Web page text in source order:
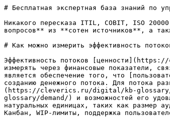
# Бесплатная экспертная база знаний по
Никакого пересказа ITIL, COBIT, ISO
вопросов** из **сотен источников**, а
# Как можно измерить эффективность
Эффективность потоков
измерять через финансовые показатели,
является обеспечение того, что
созданию денежного потока. Для потока
(https://cleverics.ru/digital/kb-glossary/
glossary/demand/) и возможностей его
натуральных единицах, таких как
Канбан, WIP-лимиты, поддержка